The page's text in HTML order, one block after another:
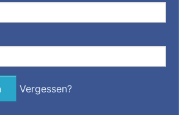
Vergessen?